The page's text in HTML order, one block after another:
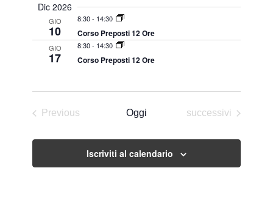
Dic 2026
GIO
10
8:30- 14:30
Corso Preposti 12 Ore
GIO
17
8:30- 14:30
Corso Preposti 12 Ore
Previous
Oggi Eventi
successivi
Iscriviti al calendario